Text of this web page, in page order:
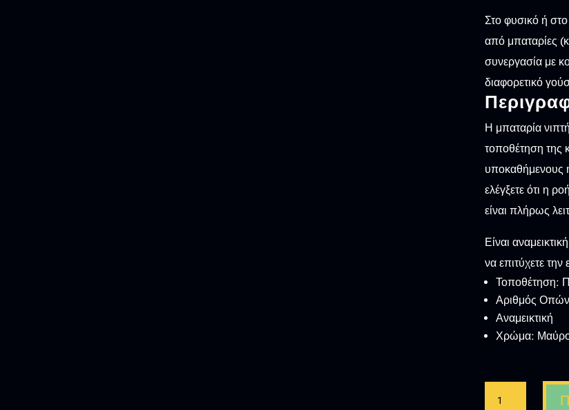
Στο φυσικό ή στο
από μπαταρίες
συνεργασία με
διαφορετικό
Η μπαταρία
τοποθέτηση της
υποκαθήμενους
ελέγξετε ότι η
είναι πλήρως
Είναι
να επιτύχετε
Τοποθέτηση:
Αριθμός
Αναμεικτική
Χρώμα: